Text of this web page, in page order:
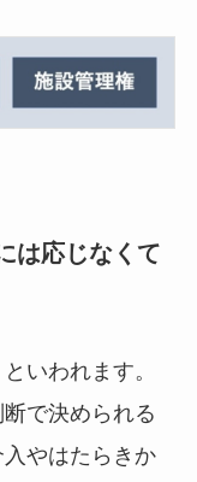
は応じなくて
いわれます。
で決められる
やはたらきか